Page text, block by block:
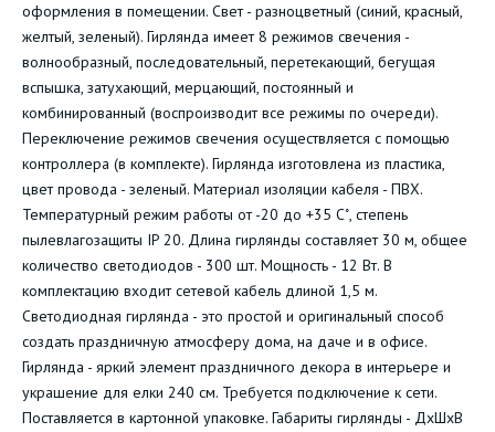
оформления в помещении. Свет - разноцветный (синий, красный,
желтый, зеленый). Гирлянда имеет 8 режимов свечения -
волнообразный, последовательный, перетекающий, бегущая
вспышка, затухающий, мерцающий, постоянный и
комбинированный (воспроизводит все режимы по очереди).
Переключение режимов свечения осуществляется с помощью
контроллера (в комплекте). Гирлянда изготовлена из пластика,
цвет провода - зеленый. Материал изоляции кабеля - ПВХ.
Температурный режим работы от -20 до +35 С˚, степень
пылевлагозащиты IP 20. Длина гирлянды составляет 30 м, общее
количество светодиодов - 300 шт. Мощность - 12 Вт. В
комплектацию входит сетевой кабель длиной 1,5 м.
Светодиодная гирлянда - это простой и оригинальный способ
создать праздничную атмосферу дома, на даче и в офисе.
Гирлянда - яркий элемент праздничного декора в интерьере и
украшение для елки 240 см. Требуется подключение к сети.
Поставляется в картонной упаковке. Габариты гирлянды - ДхШхВ